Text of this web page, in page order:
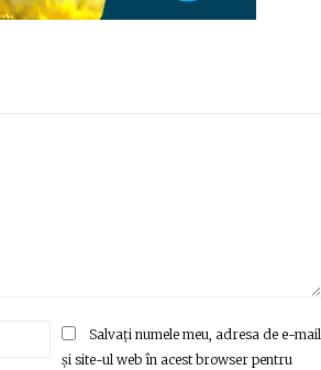
Email:*Salvați numele meu, adresa de e-mail
și site-ul web în acest browser pentru